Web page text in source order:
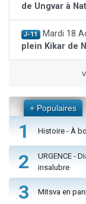
de Ungvar à
J-11 Mardi 18
plein Kikar de
+ Populaires
1 Histoire - À
2
URGENCE -
insalubre
3 Mitsva en